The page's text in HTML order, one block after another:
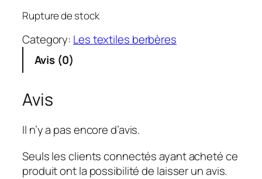
Rupture de stock
Category: Les textiles berbères
Avis (0)
Avis
Il n’y a pas encore d’avis.
Seuls les clients connectés ayant acheté ce
produit ont la possibilité de laisser un avis.